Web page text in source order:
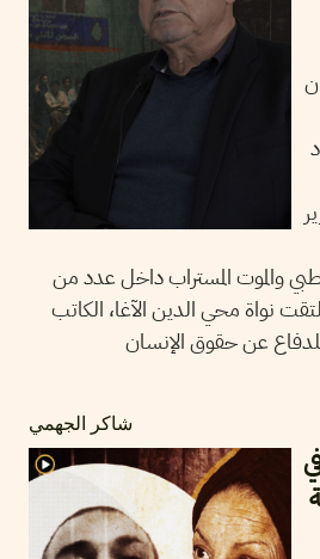
والموت المستراب داخل عدد من
نواة محي الدين الآغا، الكاتب
عن حقوق الإنسان
شاكر الجهمي